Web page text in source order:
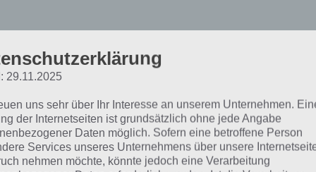
& Pepper 3: Zeichne
Ziel
Auch wenn es zu Beginn kein
von Salt & Pepper 3 schnell
Kugeln in die weiße Schale bringen
29.11.2025
uns sehr über Ihr Interesse an unserem Unternehmen.
der Internetseiten ist grundsätzlich ohne jede Angabe
Daten möglich. Sofern eine betroffene Person
Services unseres Unternehmens über unsere
nehmen möchte, könnte jedoch eine Verarbeitung